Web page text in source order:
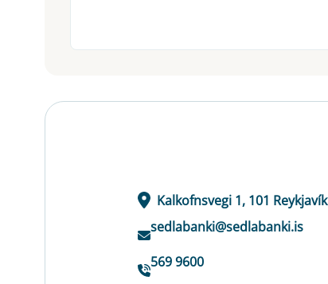
Kalkofnsvegi 1, 101 Reykjavík
sedlabanki@sedlabanki.is
569 9600